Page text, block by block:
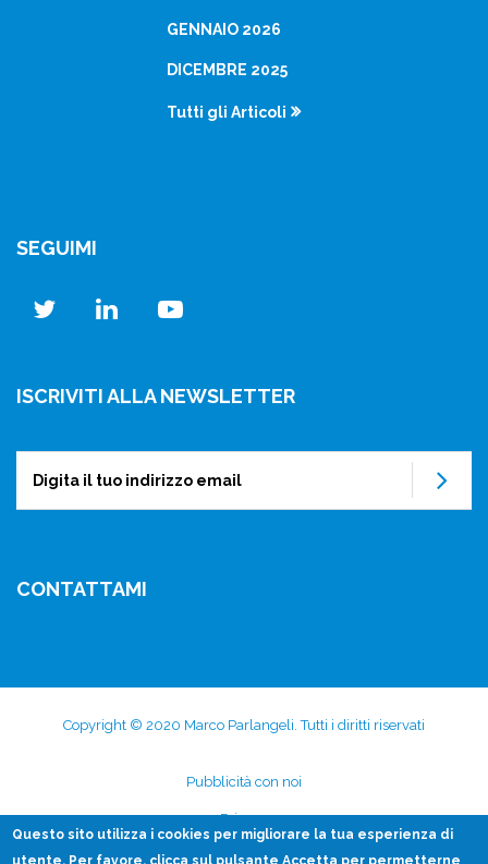
GENNAIO 2026
DICEMBRE 2025
Tutti gli Articoli
SEGUIMI
twitterlinkedinyoutube
ISCRIVITI ALLA NEWSLETTER
CONTATTAMI
Copyright © 2020 Marco Parlangeli. Tutti i diritti riservati
menu
Pubblicità con noi
Privacy
Disclaimer
Questo sito utilizza i cookies per migliorare la tua esperienza di
utente. Per favore, clicca sul pulsante Accetta per permetterne